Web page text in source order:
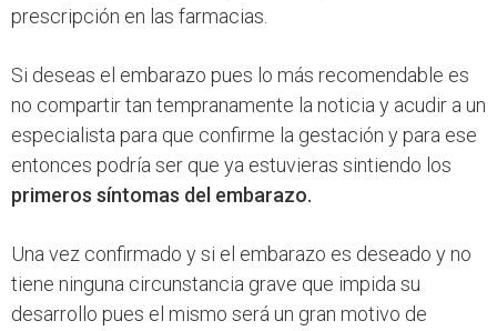
prescripción en las farmacias.
Si deseas el embarazo pues lo más recomendable es
no compartir tan tempranamente la noticia y acudir a un
especialista para que confirme la gestación y para ese
entonces podría ser que ya estuvieras sintiendo los
primeros síntomas del embarazo.
Una vez confirmado y si el embarazo es deseado y no
tiene ninguna circunstancia grave que impida su
desarrollo pues el mismo será un gran motivo de